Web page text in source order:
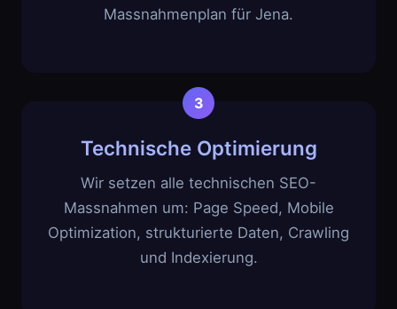
Massnahmenplan für Jena.
Technische Optimierung
Wir setzen alle technischen SEO-
Massnahmen um: Page Speed, Mobile
Optimization, strukturierte Daten, Crawling
und Indexierung.